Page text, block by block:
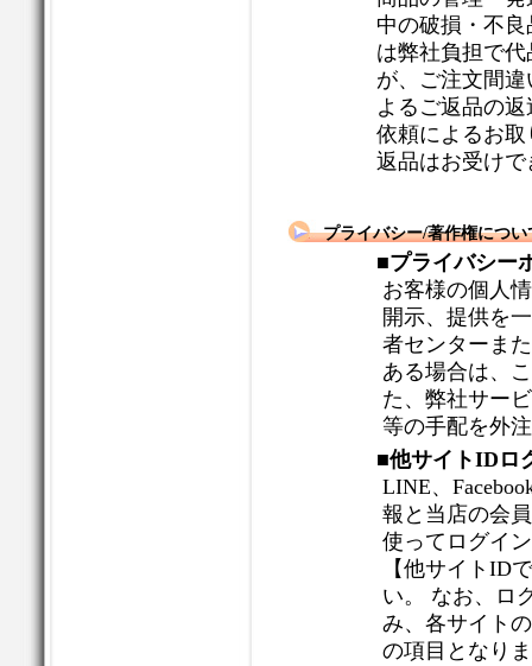
中の破損・不
は弊社負担で
が、ご注文間
よるご返品の
依頼によるお
返品はお受け
プライバシー/著作権につい
■プライバシー
お客様の個人
開示、提供を
者センターま
ある場合は、
た、弊社サー
等の手配を外
■他サイトIDロ
LINE、
報と当店の会
使ってログイ
【他サイトID
い。 なお、ロ
み、各サイト
の項目となり